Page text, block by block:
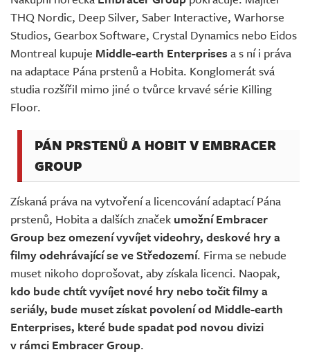
Živě
THQ Nordic, Deep Silver, Saber Interactive, Warhorse
Studios, Gearbox Software, Crystal Dynamics nebo Eidos
Montreal kupuje Middle-earth Enterprises a s ní i práva
na adaptace Pána prstenů a Hobita. Konglomerát svá
studia rozšířil mimo jiné o tvůrce krvavé série Killing
Floor.
PÁN PRSTENŮ A HOBIT V EMBRACER
GROUP
Získaná práva na vytvoření a licencování adaptací Pána
prstenů, Hobita a dalších značek umožní Embracer
Group bez omezení vyvíjet videohry, deskové hry a
filmy odehrávající se ve Středozemí. Firma se nebude
muset nikoho doprošovat, aby získala licenci. Naopak,
kdo bude chtít vyvíjet nové hry nebo točit filmy a
seriály, bude muset získat povolení od Middle-earth
Enterprises, které bude spadat pod novou divizi
v rámci Embracer Group.